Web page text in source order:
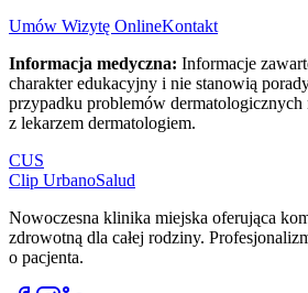
Umów Wizytę OnlineKontakt
Informacja medyczna: Informacje
charakter edukacyjny i nie stanowią
przypadku problemów dermatologicznych
z lekarzem dermatologiem.
CUS
Clip UrbanoSalud
Nowoczesna klinika miejska oferująca
zdrowotną dla całej rodziny.
o pacjenta.